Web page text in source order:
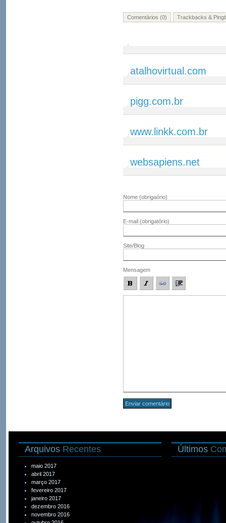
Comentários (0) Trackbacks &
atalhovirtual.com
pigg.com.br
www.linkk.com.br
websapiens.net
Nome (obrigaório)
E-mail (obrigatório)
Site/Blog
Mensagem
Arquivos Recentes
maio 2017
abril 2017
março 2017
fevereiro 2017
janeiro 2017
dezembro 2016
novembro 2016
Últimos